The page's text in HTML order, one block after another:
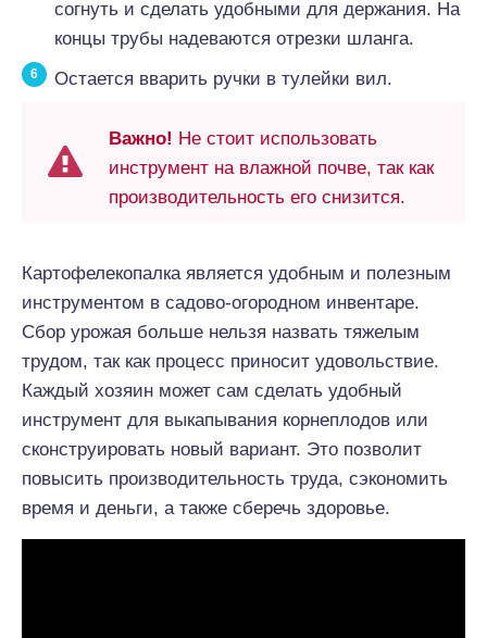
согнуть и сделать удобными для держания. На
концы трубы надеваются отрезки шланга.
Остается вварить ручки в тулейки вил.
Важно! Не стоит использовать
инструмент на влажной почве, так как
производительность его снизится.
Картофелекопалка является удобным и полезным
инструментом в садово-огородном инвентаре.
Сбор урожая больше нельзя назвать тяжелым
трудом, так как процесс приносит удовольствие.
Каждый хозяин может сам сделать удобный
инструмент для выкапывания корнеплодов или
сконструировать новый вариант. Это позволит
повысить производительность труда, сэкономить
время и деньги, а также сберечь здоровье.